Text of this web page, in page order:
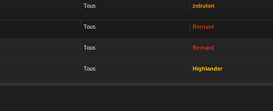
Tous zebulon
Tous Bernard
Tous Bernard
Tous Highlander